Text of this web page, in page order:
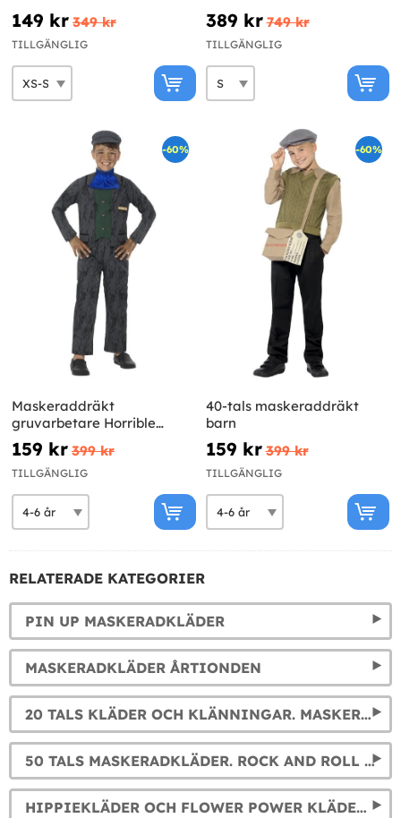
149 kr 349 kr
TILLGÄNGLIG
389 kr 749 kr
TILLGÄNGLIG
-60%
Maskeraddräkt
gruvarbetare Horrible
Histories för barn
159 kr 399 kr
TILLGÄNGLIG
-60%
40-tals maskeraddräkt
barn
159 kr 399 kr
TILLGÄNGLIG
RELATERADE KATEGORIER
PIN UP MASKERADKLÄDER
MASKERADKLÄDER ÅRTIONDEN
20 TALS KLÄDER OCH KLÄNNINGAR. MASKERADKLÄDER CHARLESTON, CABARET OCH GANGSTER
50 TALS MASKERADKLÄDER. ROCK AND ROLL DRÄKTER
HIPPIEKLÄDER OCH FLOWER POWER KLÄDER: 60 TALS MASKERADKLÄDER